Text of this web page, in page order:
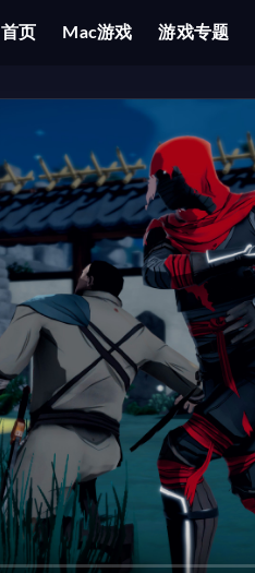
首页 Mac游戏 游戏专题